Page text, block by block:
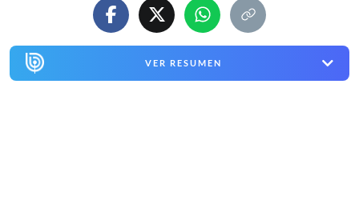
VER RESUMEN